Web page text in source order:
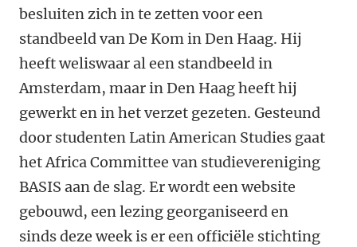
besluiten zich in te zetten voor een
standbeeld van De Kom in Den Haag. Hij
heeft weliswaar al een standbeeld in
Amsterdam, maar in Den Haag heeft hij
gewerkt en in het verzet gezeten. Gesteund
door studenten Latin American Studies gaat
het Africa Committee van studievereniging
BASIS aan de slag. Er wordt een website
gebouwd, een lezing georganiseerd en
sinds deze week is er een officiële stichting